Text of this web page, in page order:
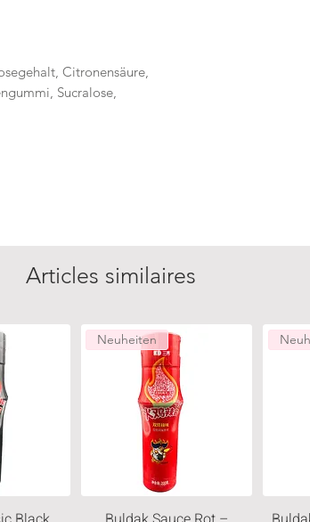
Citronensäure,
Sucralose,
Articles similaires
Neuheiten